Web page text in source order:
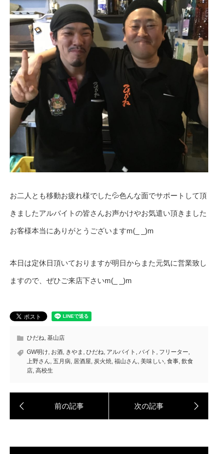
お二人とも移動お疲れ様でした💦色んな面でサポートして頂
きましたアルバイトの皆さんお声かけやお気遣い頂きました
お客様本当にありがとうございますm(_ _)m
本日は定休日頂いておりますが明日からまた元気に営業致し
ますので、ぜひご来店下さいm(_ _)m
ひだね, 基山店
GW明け, お酒, きやま , ひだね, アルバイト , バイト , フリーター,
上野さん, 五月病, 居酒屋, 炭火焼, 福山さん, 美味しい, 食事, 飲食
店, 高校生